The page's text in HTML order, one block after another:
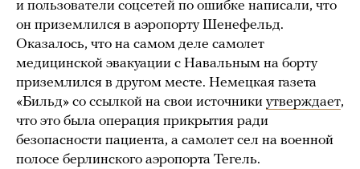
и пользователи соцсетей по ошибке написали, что
он приземлился в аэропорту Шенефельд.
Оказалось, что на самом деле самолет
медицинской эвакуации с Навальным на борту
приземлился в другом месте. Немецкая газета
«Бильд» со ссылкой на свои источники утверждает,
что это была операция прикрытия ради
безопасности пациента, а самолет сел на военной
полосе берлинского аэропорта Тегель.